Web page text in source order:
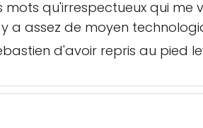
mots qu'irrespectueux qui
a assez de moyen
d'avoir repris au pied